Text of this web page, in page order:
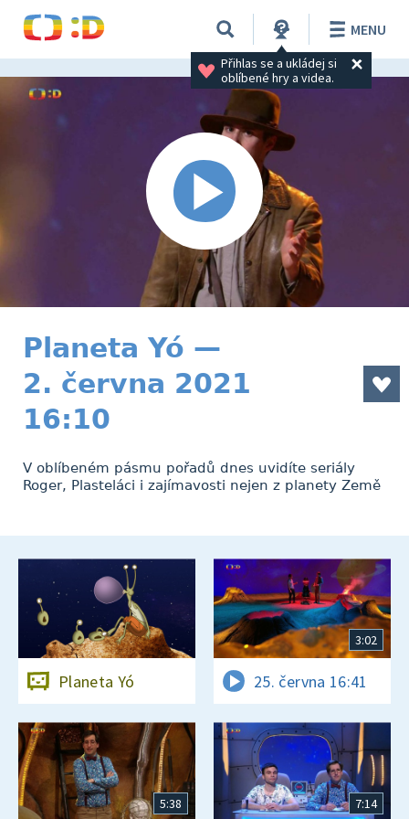
Přihlas se a ukládej si
oblíbené hry a videa.
MENU
Planeta Yó —
2. června 2021
16:10
V oblíbeném pásmu pořadů dnes uvidíte seriály
Roger, Plasteláci i zajímavosti nejen z planety Země
Planeta Yó
3:02
25. června 16:41
5:38 7:14